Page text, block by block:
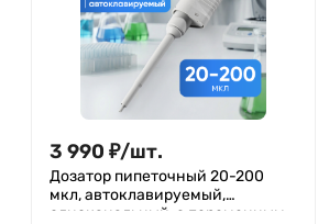
3 990 ₽/шт.
Дозатор пипеточный 20-200
мкл, автоклавируемый,
одноканальный, с переменным